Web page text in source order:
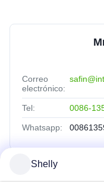
Correo
electrónico:
Tel: 0086-
Whatsapp:
Shelly